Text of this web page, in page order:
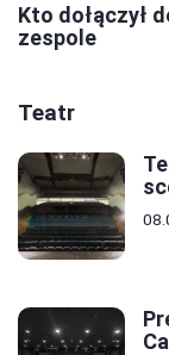
Kto dołączył
zespole
Teatr